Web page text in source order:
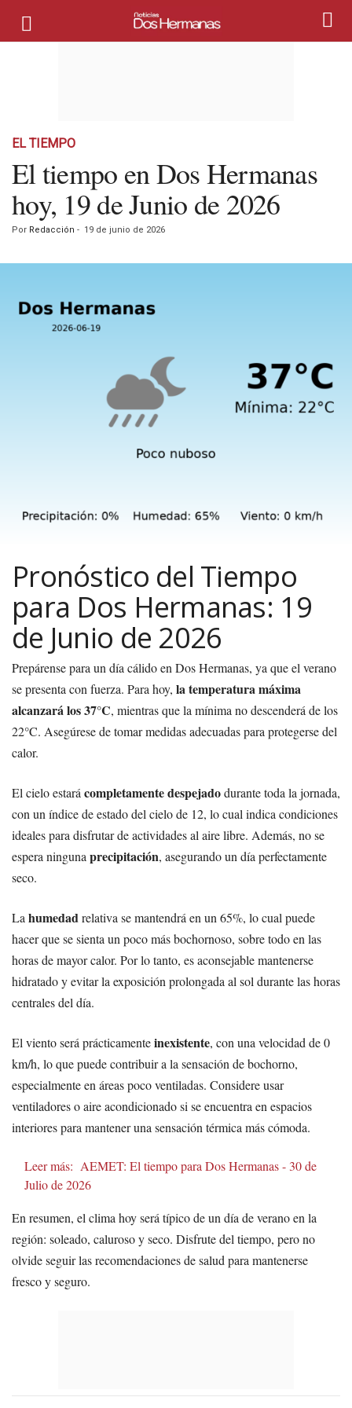
EL TIEMPO
El tiempo en Dos Hermanas
hoy, 19 de Junio de 2026
Por Redacción - 19 de junio de 2026
Pronóstico del Tiempo
para Dos Hermanas: 19
de Junio de 2026
Prepárense para un día cálido en Dos Hermanas, ya que el verano
se presenta con fuerza. Para hoy, la temperatura máxima
alcanzará los 37°C, mientras que la mínima no descenderá de los
22°C. Asegúrese de tomar medidas adecuadas para protegerse del
calor.
El cielo estarácompletamente despejadodurante toda la jornada,
con un índice de estado del cielo de 12, lo cual indica condiciones
ideales para disfrutar de actividades al aire libre. Además, no se
espera ningunaprecipitación, asegurando un día perfectamente
seco.
Lahumedadrelativa se mantendrá en un 65%, lo cual puede
hacer que se sienta un poco más bochornoso, sobre todo en las
horas de mayor calor. Por lo tanto, es aconsejable mantenerse
hidratado y evitar la exposición prolongada al sol durante las horas
centrales del día.
El viento será prácticamenteinexistente, con una velocidad de 0
km/h, lo que puede contribuir a la sensación de bochorno,
especialmente en áreas poco ventiladas. Considere usar
ventiladores o aire acondicionado si se encuentra en espacios
interiores para mantener una sensación térmica más cómoda.
Leer más: AEMET: El tiempo para Dos Hermanas - 30 de
Julio de 2026
En resumen, el clima hoy será típico de un día de verano en la
región: soleado, caluroso y seco. Disfrute del tiempo, pero no
olvide seguir las recomendaciones de salud para mantenerse
fresco y seguro.